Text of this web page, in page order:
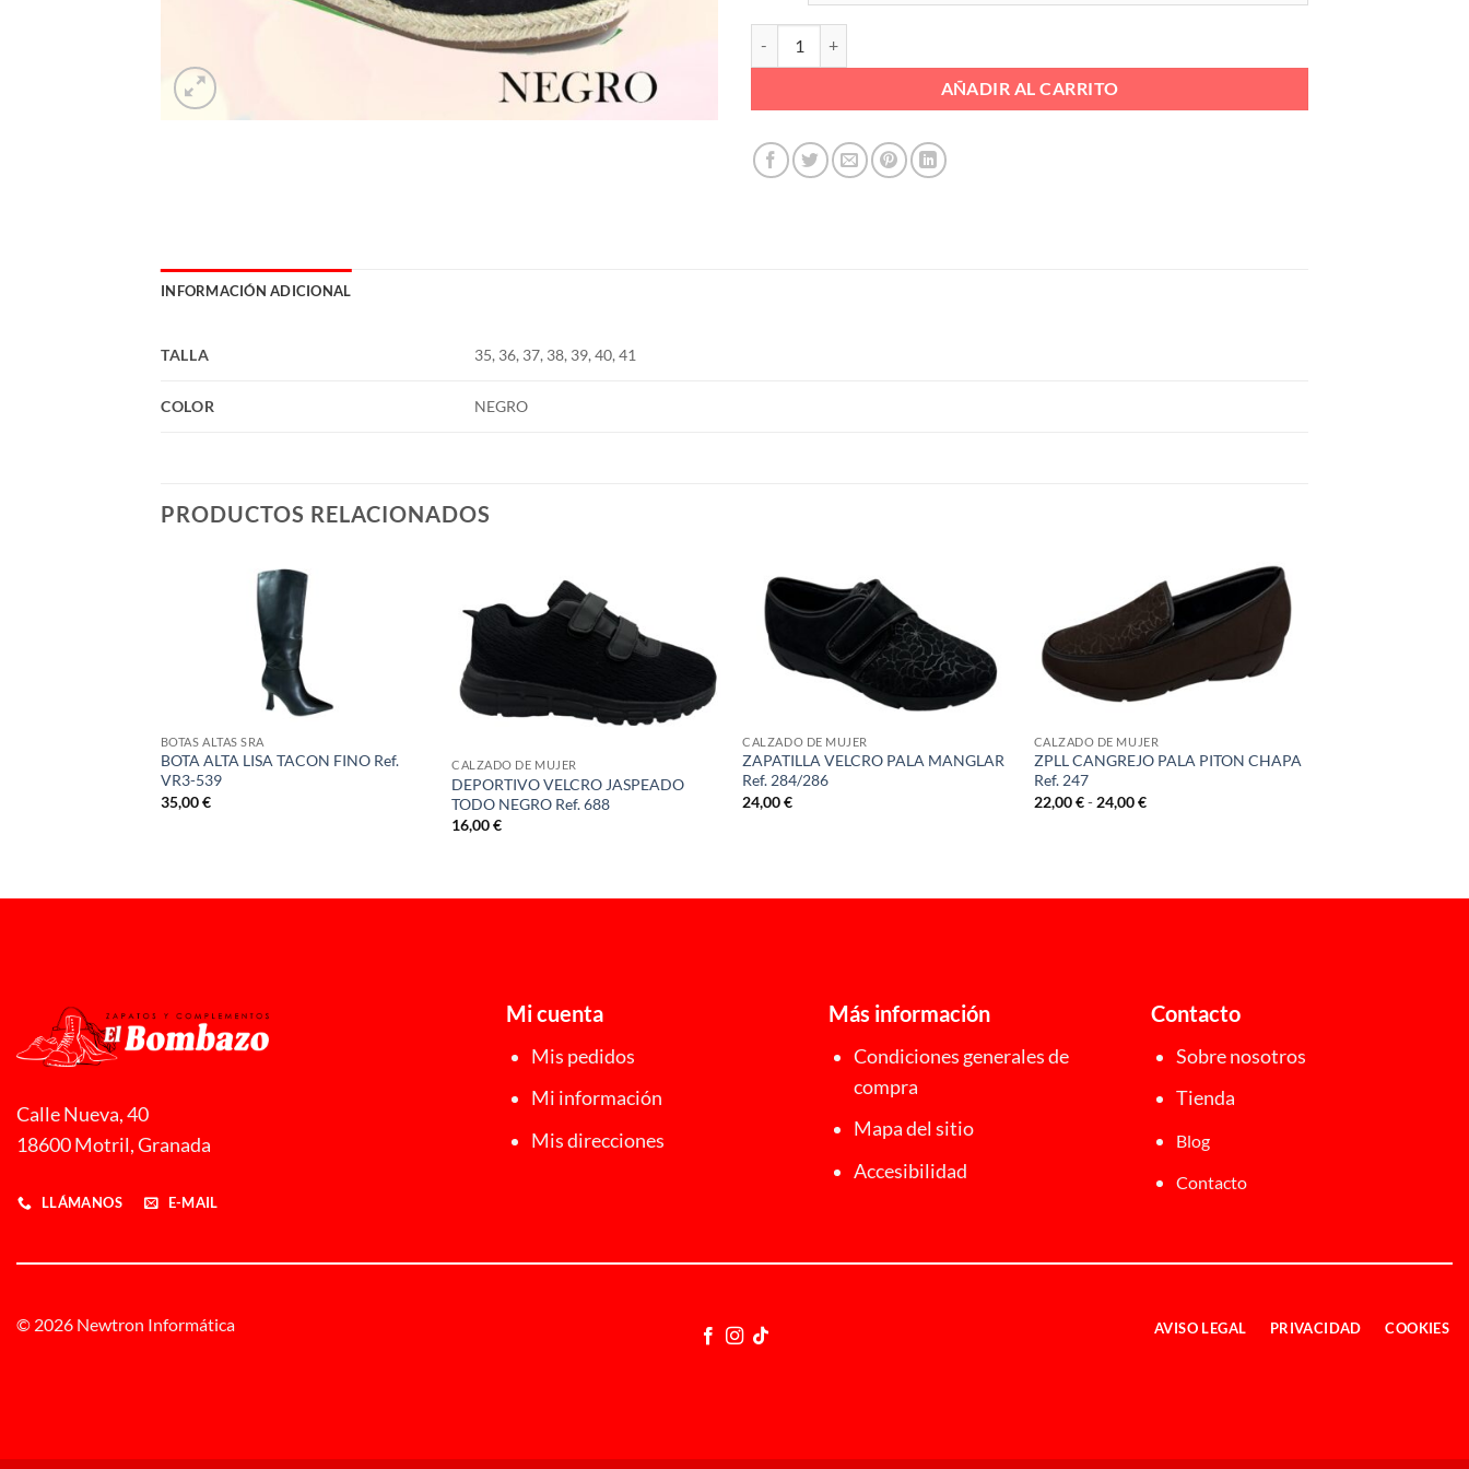
AÑADIR AL CARRITO
INFORMACIÓN ADICIONAL
TALLA 35, 36, 37, 38, 39, 40, 41
COLOR NEGRO
PRODUCTOS RELACIONADOS
BOTAS ALTAS SRA
BOTA ALTA LISA TACON FINO Ref.
VR3-539
35,00€
CALZADO DE MUJER
DEPORTIVO VELCRO JASPEADO
TODO NEGRO Ref. 688
16,00€
CALZADO DE MUJER
ZAPATILLA VELCRO PALA MANGLAR
Ref. 284/286
24,00€
CALZADO DE MUJER
ZPLL CANGREJO PALA PITON CHAPA
Ref. 247
22,00€ - 24,00€Rango
Calle Nueva, 40
18600 Motril, Granada
LLÁMANOS E-MAIL
Mi cuenta
Mis pedidos
Mi información
Mis direcciones
Más información
Condiciones generales de
compra
Mapa del sitio
Accesibilidad
Contacto
Sobre nosotros
Tienda
Blog
Contacto
© 2026 Newtron Informática AVISO LEGAL PRIVACIDAD COOKIES